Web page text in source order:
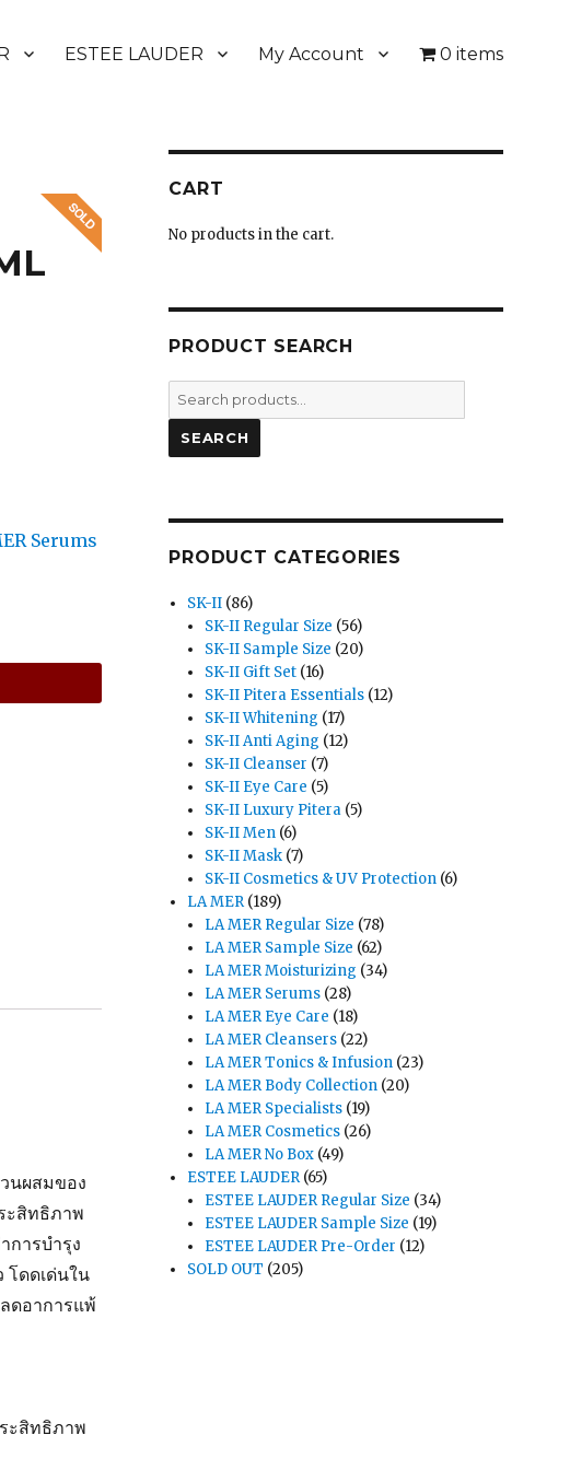
ESTEE LAUDER My Account 0 items
Serums
นผสมของ
ะสิทธิภาพ
การบำรุง
โดดเด่นใน
ดอาการแพ้
ะสิทธิภาพ
CART
No products in the cart.
PRODUCT SEARCH
Search
for:
SEARCH
PRODUCT CATEGORIES
SK-II (86)
SK-II Regular Size (56)
SK-II Sample Size (20)
SK-II Gift Set (16)
SK-II Pitera Essentials (12)
SK-II Whitening (17)
SK-II Anti Aging (12)
SK-II Cleanser (7)
SK-II Eye Care (5)
SK-II Luxury Pitera (5)
SK-II Men (6)
SK-II Mask (7)
SK-II Cosmetics & UV Protection (6)
LA MER (189)
LA MER Regular Size (78)
LA MER Sample Size (62)
LA MER Moisturizing (34)
LA MER Serums (28)
LA MER Eye Care (18)
LA MER Cleansers (22)
LA MER Tonics & Infusion (23)
LA MER Body Collection (20)
LA MER Specialists (19)
LA MER Cosmetics (26)
LA MER No Box (49)
ESTEE LAUDER (65)
ESTEE LAUDER Regular Size (34)
ESTEE LAUDER Sample Size (19)
ESTEE LAUDER Pre-Order (12)
SOLD OUT (205)